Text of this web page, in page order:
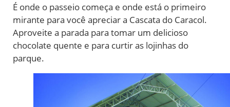
É onde o passeio começa e onde está o primeiro
mirante para você apreciar a Cascata do Caracol.
Aproveite a parada para tomar um delicioso
chocolate quente e para curtir as lojinhas do
parque.